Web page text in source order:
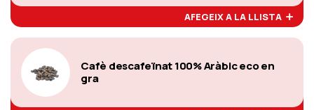
AFEGEIX A LA LLISTA
Cafè descafeïnat 100% Aràbic eco en
gra